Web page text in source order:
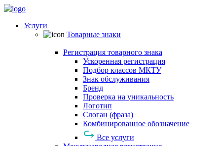
Услуги
Товарные знаки
Регистрация товарного знака
Ускоренная регистрация
Подбор классов МКТУ
Знак обслуживания
Бренд
Проверка на уникальность
Логотип
Слоган (фраза)
Комбинированное обозначение
Все услуги